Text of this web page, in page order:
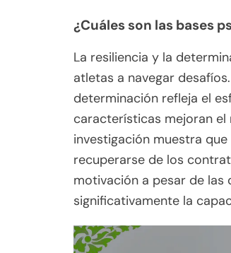
¿Cuáles son las bases
La resiliencia y la
atletas a navegar
determinación refleja el
características mejoran
investigación muestra
recuperarse de los
motivación a pesar de
significativamente la